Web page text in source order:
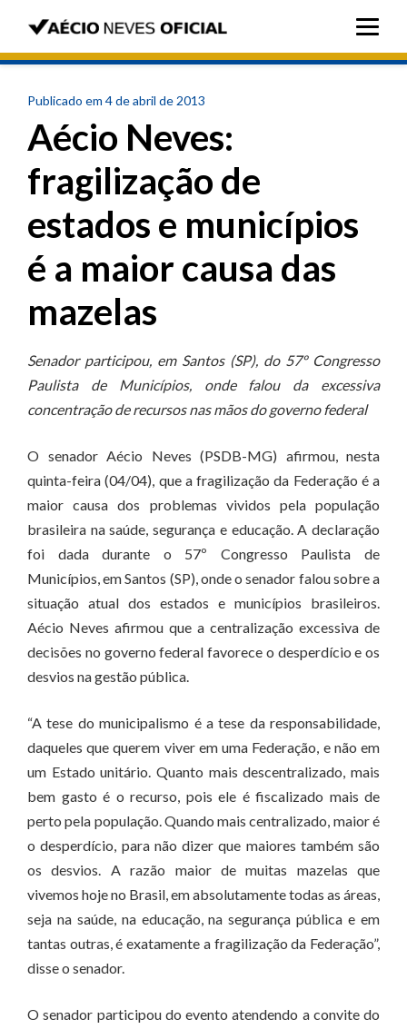
Publicado em 4 de abril de 2013
Aécio Neves:
fragilização de
estados e municípios
é a maior causa das
mazelas
Senador participou, em Santos (SP), do 57º Congresso
Paulista de Municípios, onde falou da excessiva
concentração de recursos nas mãos do governo federal
O senador Aécio Neves (PSDB-MG) afirmou, nesta
quinta-feira (04/04), que a fragilização da Federação é a
maior causa dos problemas vividos pela população
brasileira na saúde, segurança e educação. A declaração
foi dada durante o 57º Congresso Paulista de
Municípios, em Santos (SP), onde o senador falou sobre a
situação atual dos estados e municípios brasileiros.
Aécio Neves afirmou que a centralização excessiva de
decisões no governo federal favorece o desperdício e os
desvios na gestão pública.
“A tese do municipalismo é a tese da responsabilidade,
daqueles que querem viver em uma Federação, e não em
um Estado unitário. Quanto mais descentralizado, mais
bem gasto é o recurso, pois ele é fiscalizado mais de
perto pela população. Quando mais centralizado, maior é
o desperdício, para não dizer que maiores também são
os desvios. A razão maior de muitas mazelas que
vivemos hoje no Brasil, em absolutamente todas as áreas,
seja na saúde, na educação, na segurança pública e em
tantas outras, é exatamente a fragilização da Federação”,
disse o senador.
O senador participou do evento atendendo a convite do